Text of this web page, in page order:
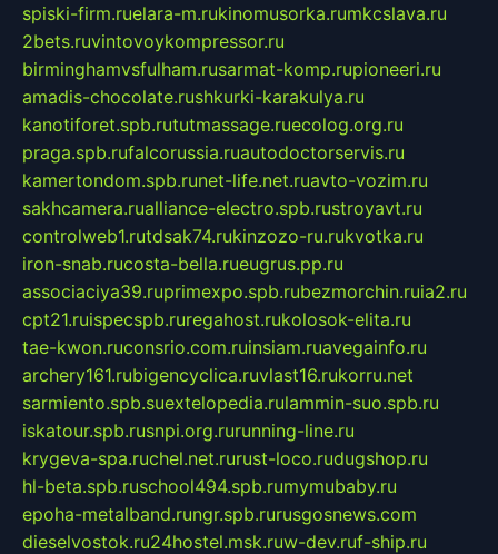
spiski-firm.ruelara-m.rukinomusorka.rumkcslava.ru
2bets.ruvintovoykompressor.ru
birminghamvsfulham.rusarmat-komp.rupioneeri.ru
amadis-chocolate.rushkurki-karakulya.ru
kanotiforet.spb.rututmassage.ruecolog.org.ru
praga.spb.rufalcorussia.ruautodoctorservis.ru
kamertondom.spb.runet-life.net.ruavto-vozim.ru
sakhcamera.rualliance-electro.spb.rustroyavt.ru
controlweb1.rutdsak74.rukinzozo-ru.rukvotka.ru
iron-snab.rucosta-bella.rueugrus.pp.ru
associaciya39.ruprimexpo.spb.rubezmorchin.ruia2.ru
cpt21.ruispecspb.ruregahost.rukolosok-elita.ru
tae-kwon.ruconsrio.com.ruinsiam.ruavegainfo.ru
archery161.rubigencyclica.ruvlast16.rukorru.net
sarmiento.spb.suextelopedia.rulammin-suo.spb.ru
iskatour.spb.rusnpi.org.rurunning-line.ru
krygeva-spa.ruchel.net.rurust-loco.rudugshop.ru
hl-beta.spb.ruschool494.spb.rumymubaby.ru
epoha-metalband.rungr.spb.rurusgosnews.com
dieselvostok.ru24hostel.msk.ruw-dev.ruf-ship.ru